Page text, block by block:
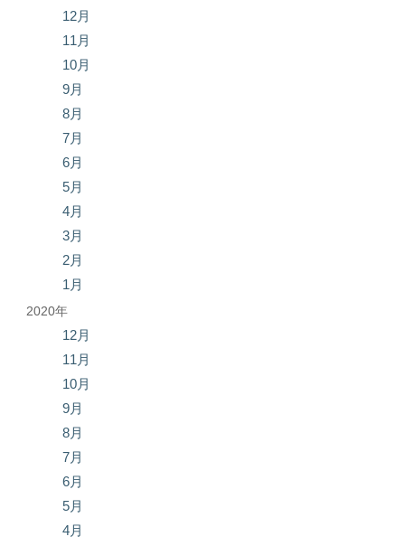
12月
11月
10月
9月
8月
7月
6月
5月
4月
3月
2月
1月
2020年
12月
11月
10月
9月
8月
7月
6月
5月
4月